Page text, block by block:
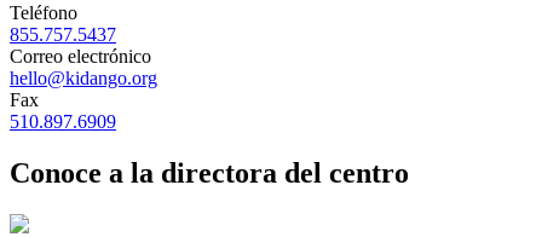
Teléfono
855.757.5437
Correo electrónico
hello@kidango.org
Fax
510.897.6909
Conoce a la directora del centro